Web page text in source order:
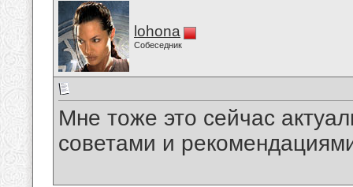
lohona
Собеседник
Мне тоже это сейчас
советами и